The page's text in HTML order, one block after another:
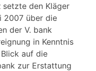
setzte den Kläger
2007 über die
der V. bank
in Kenntnis
auf die
zur Erstattung